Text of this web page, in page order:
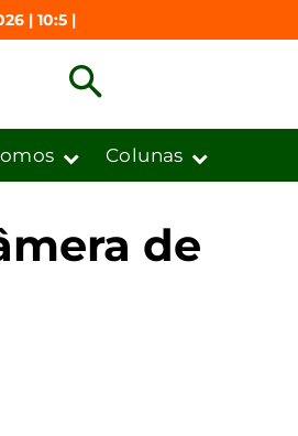
| 10:5 |
Colunas
de